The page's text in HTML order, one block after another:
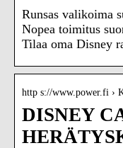
Runsas valikoima
Nopea toimitus
Tilaa oma Disney
http s://www.power.fi ›
DISNEY